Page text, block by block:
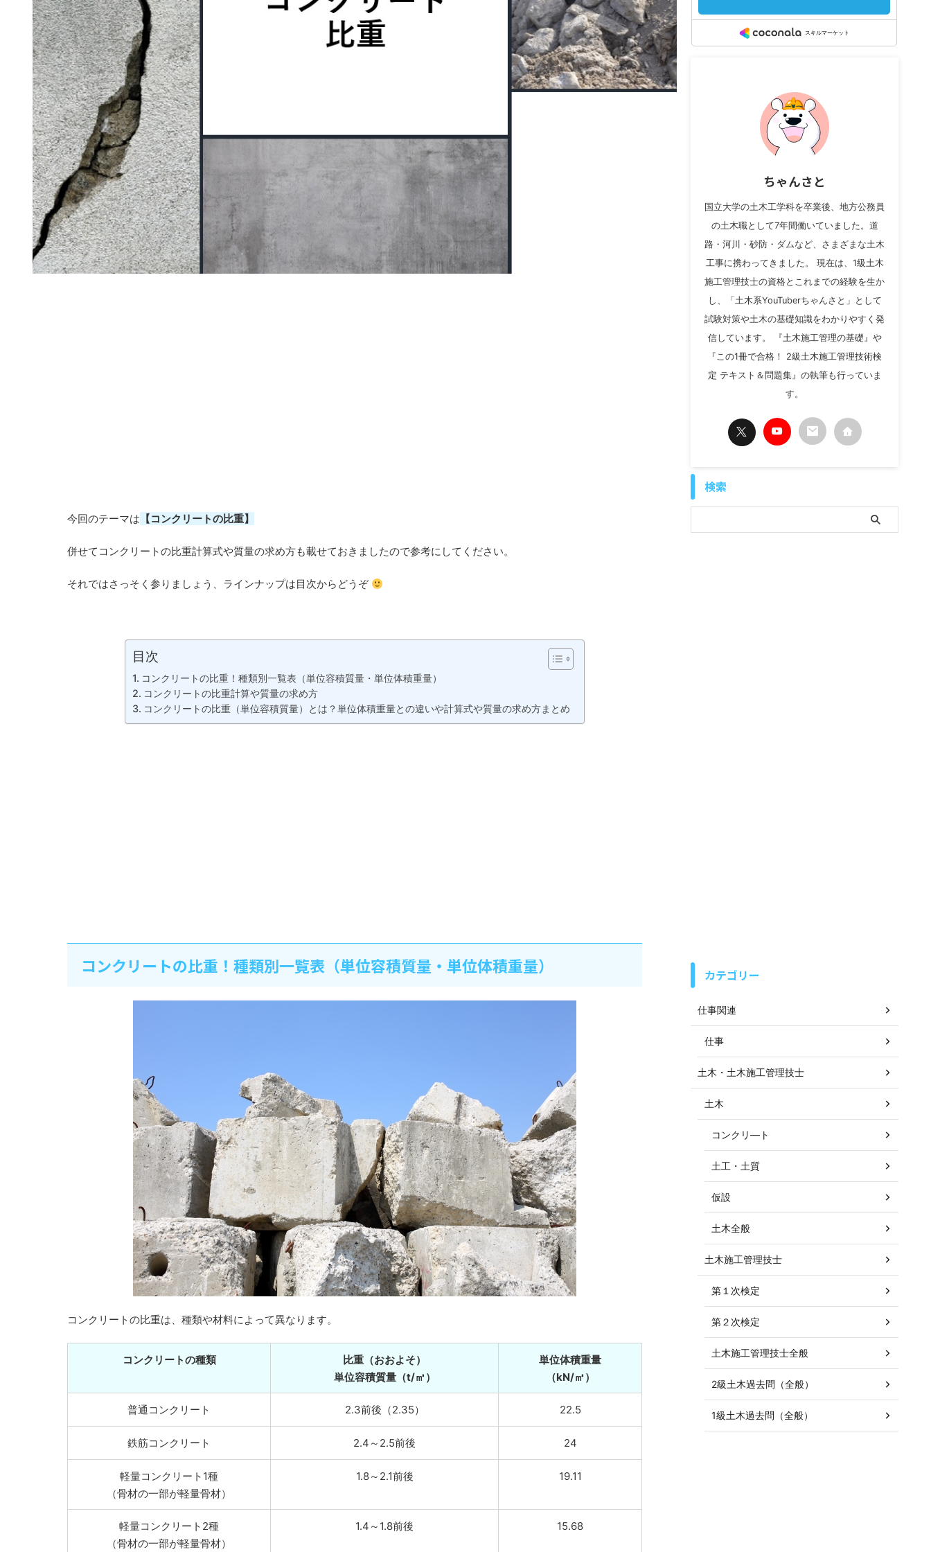
今回のテーマは 【コンクリートの比重】
併せてコンクリートの比重計算式や質量の求め方も載せておきましたので参考にしてください。
それではさっそく参りましょう、ラインナップは目次からどうぞ
目次
コンクリートの比重！種類別一覧表（単位容積質量・単位体積重量）
コンクリートの比重計算や質量の求め方
コンクリートの比重（単位容積質量）とは？単位体積重量との違いや計算式や質量の求め方まとめ
コンクリートの比重！種類別一覧表（単位容積質量・単位体積重量）
コンクリートの比重は、種類や材料によって異なります。
コンクリートの種類
比重（おおよそ）
単位容積質量（t/㎥）
単位体積重量
（kN/㎥）
普通コンクリート 2.3前後（2.35） 22.5
鉄筋コンクリート 2.4～2.5前後 24
軽量コンクリート1種
（骨材の一部が軽量骨材）
1.8～2.1前後 19.11
軽量コンクリート2種
（骨材の一部が軽量骨材）
1.4～1.8前後 15.68
ちゃんさと
国立大学の土木工学科を卒業後、地方公務員
の土木職として7年間働いていました。道
路・河川・砂防・ダムなど、さまざまな土木
工事に携わってきました。 現在は、1級土木
施工管理技士の資格とこれまでの経験を生か
し、「土木系YouTuberちゃんさと」として
試験対策や土木の基礎知識をわかりやすく発
信しています。 『土木施工管理の基礎』や
『この1冊で合格！ 2級土木施工管理技術検
定 テキスト＆問題集』の執筆も行っていま
す。
検索
カテゴリー
仕事関連
仕事
土木・土木施工管理技士
土木
コンクリ―ト
土工・土質
仮設
土木全般
土木施工管理技士
第１次検定
第２次検定
土木施工管理技士全般
2級土木過去問（全般）
1級土木過去問（全般）